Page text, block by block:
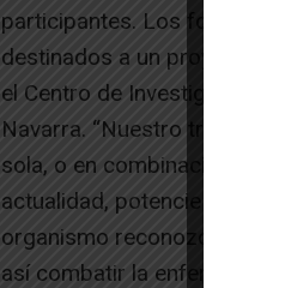
participantes. Los fondos
destinados a un proyecto
el Centro de Investigación
Navarra. “Nuestro trabajo
sola, o en combinación con
actualidad, potencie la
organismo reconozca a las
así combatir la